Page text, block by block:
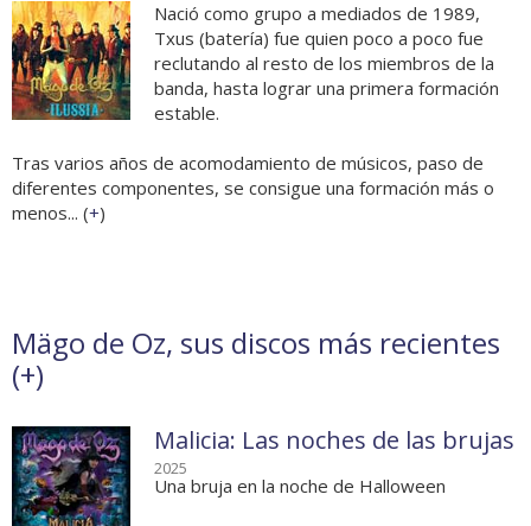
Nació como grupo a mediados de 1989,
Txus (batería) fue quien poco a poco fue
reclutando al resto de los miembros de la
banda, hasta lograr una primera formación
estable.
Tras varios años de acomodamiento de músicos, paso de
diferentes componentes, se consigue una formación más o
menos... (+)
Mägo de Oz, sus discos más recientes
(+)
Malicia: Las noches de las brujas
2025
Una bruja en la noche de Halloween